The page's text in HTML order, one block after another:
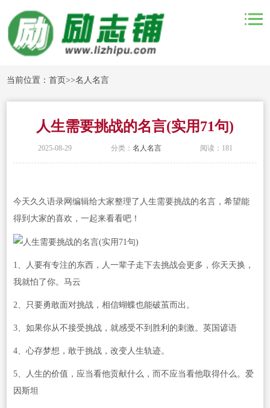
当前位置：首页>>名人名言
人生需要挑战的名言(实用71句)
2025-08-29 分类： 名人名言 阅读：181
今天久久语录网编辑给大家整理了人生需要挑战的名言，希望能
得到大家的喜欢，一起来看看吧！
1、人要有专注的东西，人一辈子走下去挑战会更多，你天天换，
我就怕了你。马云
2、只要勇敢面对挑战，相信蝴蝶也能破茧而出。
3、如果你从不接受挑战，就感受不到胜利的刺激。英国谚语
4、心存梦想，敢于挑战，改变人生轨迹。
5、人生的价值，应当看他贡献什么，而不应当看他取得什么。爱
因斯坦